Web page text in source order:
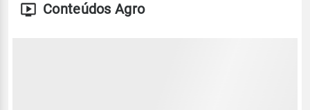
Conteúdos Agro